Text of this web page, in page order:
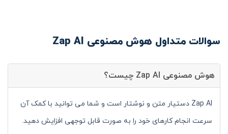
سوالات متداول هوش مصنوعی Zap AI
هوش مصنوعی Zap AI چیست؟
Zap AI دستیار متن و نوشتار است و شما می توانید با کمک آن
سرعت انجام کارهای خود را به صورت قابل توجهی افزایش دهید.